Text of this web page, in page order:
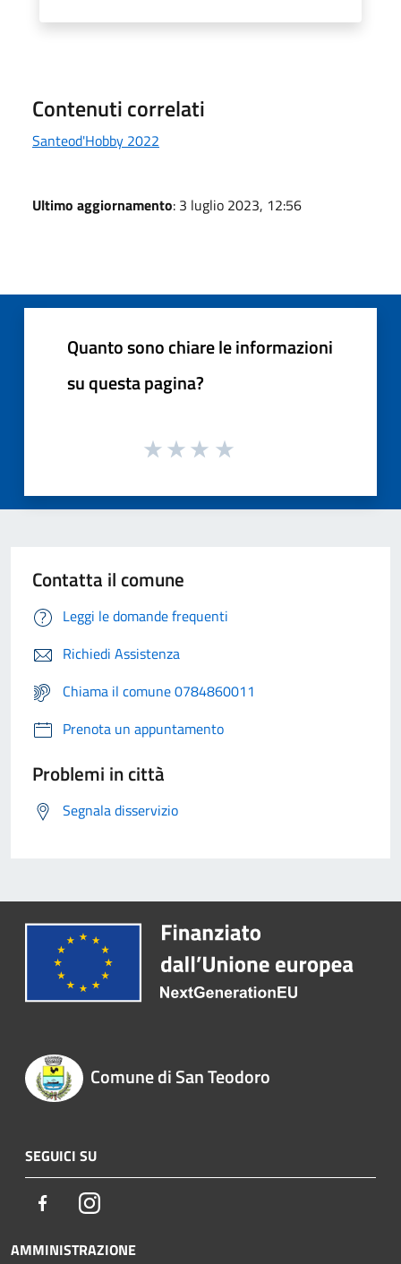
Contenuti correlati
Santeod'Hobby 2022
Ultimo aggiornamento: 3 luglio 2023, 12:56
Quanto sono chiare le informazioni
su questa pagina?
Contatta il comune
Leggi le domande frequenti
Richiedi Assistenza
Chiama il comune 0784860011
Prenota un appuntamento
Problemi in città
Segnala disservizio
Comune di San Teodoro
SEGUICI SU
FacebookInstagram
AMMINISTRAZIONE